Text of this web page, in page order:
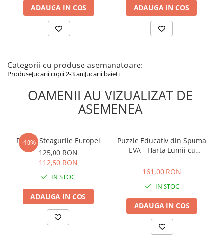
ADAUGA IN COS ADAUGA IN COS
Categorii cu produse asemanatoare:
ProduseJucarii copii 2-3 aniJucarii baieti
OAMENII AU VIZUALIZAT DE
ASEMENEA
-10%
Puzzle Steagurile Europei
125,00 RON
112,50 RON
IN STOC
ADAUGA IN COS
Puzzle Educativ din Spuma
EVA - Harta Lumii cu
Imagimake, 5 ani+
161,00 RON
IN STOC
ADAUGA IN COS